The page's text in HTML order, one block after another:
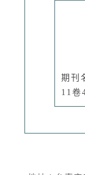
期刊
11卷